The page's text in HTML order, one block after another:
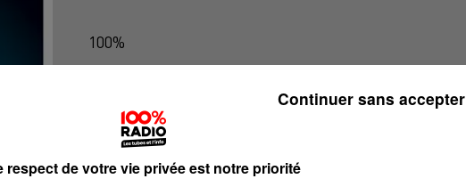
100%
respect de votre vie privée est notre priorité
Continuer sans accepter